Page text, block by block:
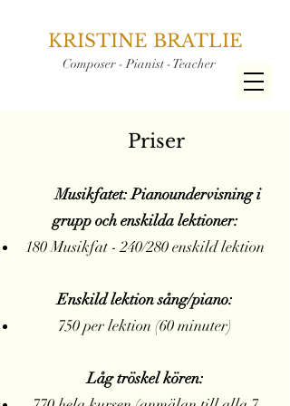
KRISTINE BRATLIE
Composer - Pianist - Teacher
Priser
Musikfatet: Pianoundervisning i
grupp och enskilda lektioner:
180 Musikfat - 240/280 enskild lektion
Enskild lektion sång/piano:
750 per lektion (60 minuter)
Låg tröskel kören: